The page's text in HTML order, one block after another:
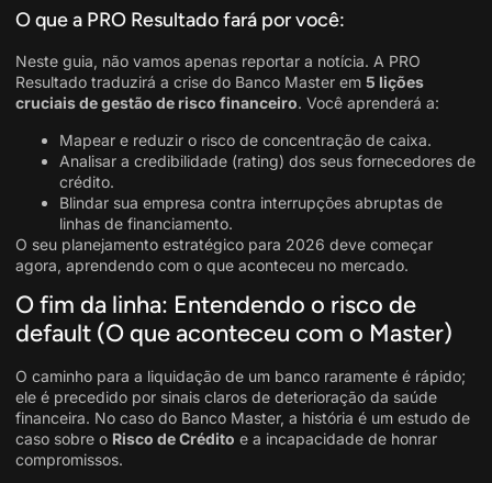
O que a PRO Resultado fará por você:
Neste guia, não vamos apenas reportar a notícia. A PRO
Resultado traduzirá a crise do Banco Master em 5 lições
cruciais de gestão de risco financeiro. Você aprenderá a:
Mapear e reduzir o risco de concentração de caixa.
Analisar a credibilidade (rating) dos seus fornecedores de
crédito.
Blindar sua empresa contra interrupções abruptas de
linhas de financiamento.
O seu planejamento estratégico para 2026 deve começar
agora, aprendendo com o que aconteceu no mercado.
O fim da linha: Entendendo o risco de
default (O que aconteceu com o Master)
O caminho para a liquidação de um banco raramente é rápido;
ele é precedido por sinais claros de deterioração da saúde
financeira. No caso do Banco Master, a história é um estudo de
caso sobre o Risco de Crédito e a incapacidade de honrar
compromissos.